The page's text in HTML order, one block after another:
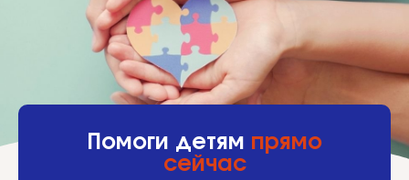
Помоги детям прямо
сейчас